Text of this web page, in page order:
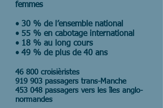
femmes
• 30 % de l’ensemble national
• 55 % en cabotage international
• 18 % au long cours
• 49 % de plus de 40 ans
46 800 croisièristes
919 903 passagers trans-Manche
453 048 passagers vers les îles anglo-
normandes